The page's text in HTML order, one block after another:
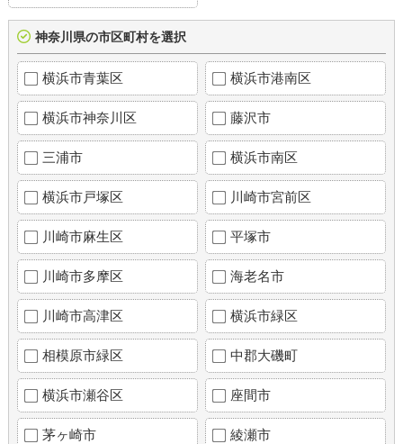
神奈川県の市区町村を選択
横浜市青葉区 横浜市港南区
横浜市神奈川区 藤沢市
三浦市 横浜市南区
横浜市戸塚区 川崎市宮前区
川崎市麻生区 平塚市
川崎市多摩区 海老名市
川崎市高津区 横浜市緑区
相模原市緑区 中郡大磯町
横浜市瀬谷区 座間市
茅ヶ崎市 綾瀬市